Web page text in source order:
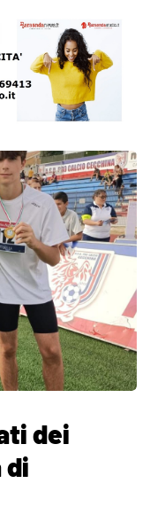
dei
di